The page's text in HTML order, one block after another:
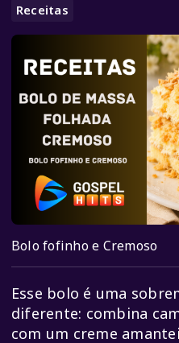
Receitas
Bolo fofinho e Cremoso
Esse bolo é uma
diferente: combina
com um creme